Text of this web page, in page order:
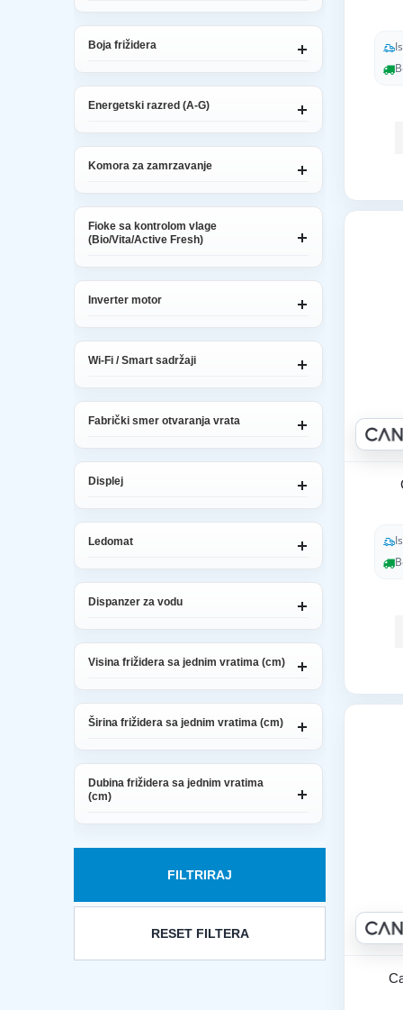
Boja frižidera
Energetski razred (A-G)
Komora za zamrzavanje
Fioke sa kontrolom vlage
(Bio/Vita/Active Fresh)
Inverter motor
Wi-Fi / Smart sadržaji
Fabrički smer otvaranja vrata
Displej
Ledomat
Dispanzer za vodu
Visina frižidera sa jednim vratima (cm)
Širina frižidera sa jednim vratima (cm)
Dubina frižidera sa jednim vratima
(cm)
FILTRIRAJ
RESET FILTERA